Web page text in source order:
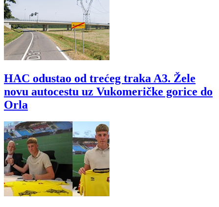
HAC odustao od trećeg traka A3. Žele
novu autocestu uz Vukomeričke gorice do
Orla